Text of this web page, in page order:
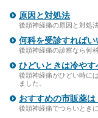
原因と対処法
後頭神経痛の原因と対処
何科を受診すればい
後頭神経痛の診察なら何
ひどいときは冷やす
後頭神経痛がひどい時に
ました。
おすすめの市販薬は
後頭神経痛でつらいとき